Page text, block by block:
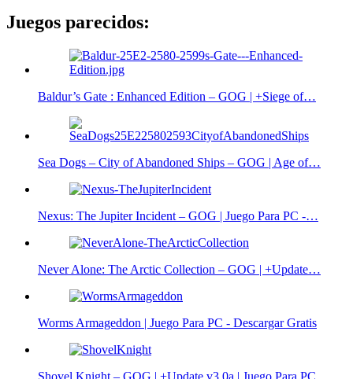
Juegos parecidos:
Baldur’s Gate : Enhanced Edition – GOG | +Siege of…
Sea Dogs – City of Abandoned Ships – GOG | Age of…
Nexus: The Jupiter Incident – GOG | Juego Para PC -…
Never Alone: The Arctic Collection – GOG | +Update…
Worms Armageddon | Juego Para PC - Descargar Gratis
Shovel Knight – GOG | +Update v3.0a | Juego Para PC…